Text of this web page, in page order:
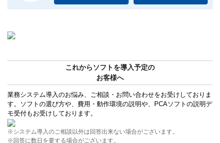
これからソフトを導入予定の
お客様へ
業務システム導入のお悩み、ご相談・お問い合わせをお受けしておりま
す。ソフトの選び方や、費用・動作環境の説明や、PCAソフトの説明デ
モ受付もお受けしております。
※システム導入のご相談以外は回答出来ない場合がございます。
※回答に数日を要する場合がございます。